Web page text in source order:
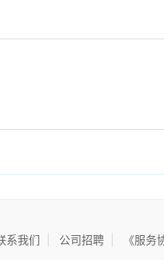
系我们 公司招聘 《服务